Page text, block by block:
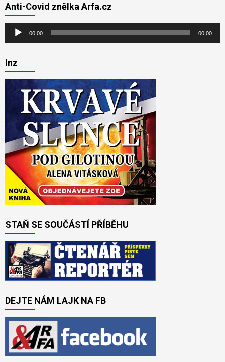
Anti-Covid znělka Arfa.cz
Audio
přehrávač
00:00 00:00
Inz
STAŇ SE SOUČÁSTÍ PŘÍBĚHU
DEJTE NÁM LAJK NA FB